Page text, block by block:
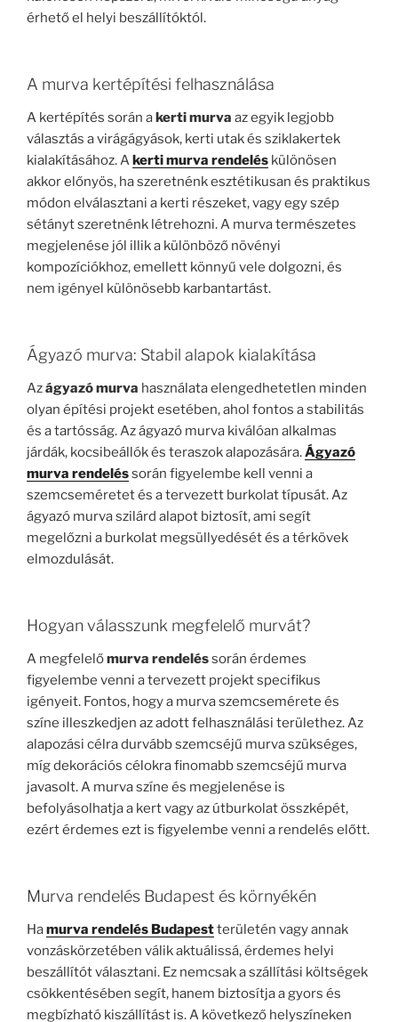
érhető el helyi beszállítóktól.
A murva kertépítési felhasználása
A kertépítés során akerti murva az egyik legjobb
választás a virágágyások, kerti utak és sziklakertek
kialakításához. Akerti murva rendelés különösen
akkor előnyös, ha szeretnénk esztétikusan és praktikus
módon elválasztani a kerti részeket, vagy egy szép
sétányt szeretnénk létrehozni. A murva természetes
megjelenése jól illik a különböző növényi
kompozíciókhoz, emellett könnyű vele dolgozni, és
nem igényel különösebb karbantartást.
Ágyazó murva: Stabil alapok kialakítása
Azágyazó murva használata elengedhetetlen minden
olyan építési projekt esetében, ahol fontos a stabilitás
és a tartósság. Az ágyazó murva kiválóan alkalmas
járdák, kocsibeállók és teraszok alapozására.Ágyazó
murva rendeléssorán figyelembe kell venni a
szemcseméretet és a tervezett burkolat típusát. Az
ágyazó murva szilárd alapot biztosít, ami segít
megelőzni a burkolat megsüllyedését és a térkövek
elmozdulását.
Hogyan válasszunk megfelelő murvát?
A megfelelőmurva rendeléssorán érdemes
figyelembe venni a tervezett projekt specifikus
igényeit. Fontos, hogy a murva szemcsemérete és
színe illeszkedjen az adott felhasználási területhez. Az
alapozási célra durvább szemcséjű murva szükséges,
míg dekorációs célokra finomabb szemcséjű murva
javasolt. A murva színe és megjelenése is
befolyásolhatja a kert vagy az útburkolat összképét,
ezért érdemes ezt is figyelembe venni a rendelés előtt.
Murva rendelés Budapest és környékén
Hamurva rendelés Budapestterületén vagy annak
vonzáskörzetében válik aktuálissá, érdemes helyi
beszállítót választani. Ez nemcsak a szállítási költségek
csökkentésében segít, hanem biztosítja a gyors és
megbízható kiszállítást is. A következő helyszíneken